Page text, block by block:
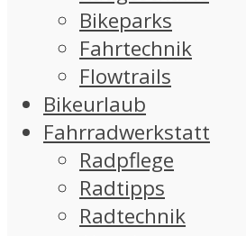
Bikeparks
Fahrtechnik
Flowtrails
Bikeurlaub
Fahrradwerkstatt
Radpflege
Radtipps
Radtechnik